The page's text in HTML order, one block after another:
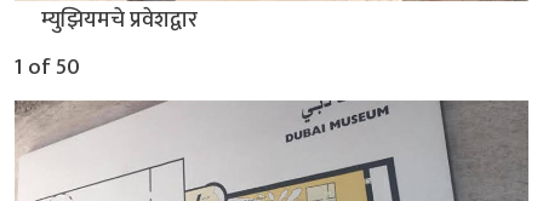
म्युझियमचे प्रवेशद्वार
1 of 50